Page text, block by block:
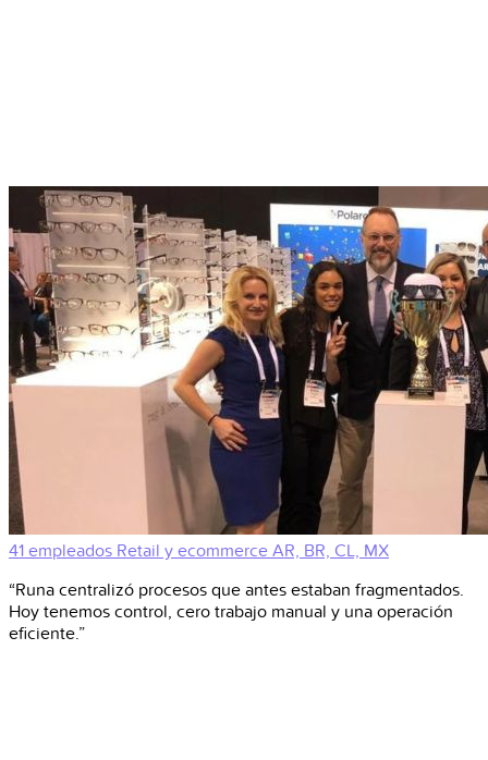
41 empleados Retail y ecommerce AR, BR, CL, MX
“Runa centralizó procesos que antes estaban fragmentados.
Hoy tenemos control, cero trabajo manual y una operación
eficiente.”